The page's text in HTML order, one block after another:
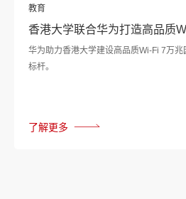
教育
香港大学联合华为打造高品质
华为助力香港大学建设高品质Wi-Fi 7万
标杆。
了解更多